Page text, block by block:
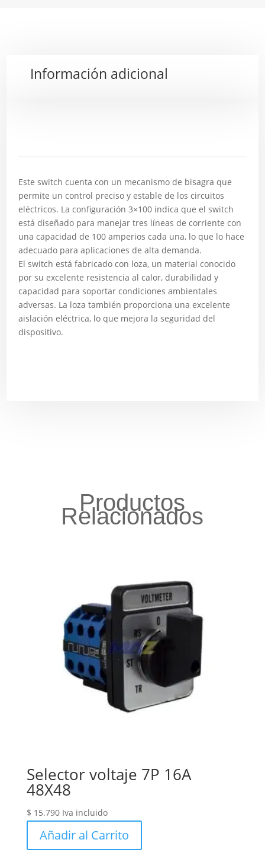
Información adicional
Este switch cuenta con un mecanismo de bisagra que
permite un control preciso y estable de los circuitos
eléctricos. La configuración 3×100 indica que el switch
está diseñado para manejar tres líneas de corriente con
una capacidad de 100 amperios cada una, lo que lo hace
adecuado para aplicaciones de alta demanda.
El switch está fabricado con loza, un material conocido
por su excelente resistencia al calor, durabilidad y
capacidad para soportar condiciones ambientales
adversas. La loza también proporciona una excelente
aislación eléctrica, lo que mejora la seguridad del
dispositivo.
Productos
Relacionados
Selector voltaje 7P 16A
48X48
$ 15.790 Iva incluido
Añadir al Carrito